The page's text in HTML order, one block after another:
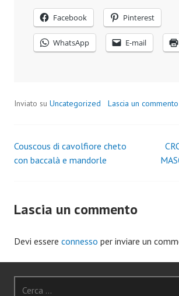
Facebook Pinterest
WhatsApp E-mail
Inviato su Uncategorized Lascia un commento
Navigazione
Couscous di cavolfiore cheto
con baccalà e mandorle
Lascia un commento
Devi essere connesso per inviare un